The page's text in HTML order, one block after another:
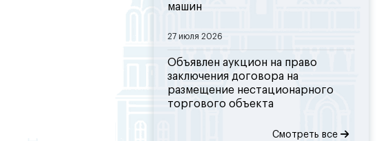
машин
27 июля 2026
Объявлен аукцион на право
заключения договора на
размещение нестационарного
торгового объекта
Смотреть все